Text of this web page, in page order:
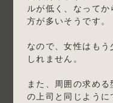
ルが低く、なって
方が多いそうです。
なので、女性はも
しれません。
また、周囲の求め
の上司と同じよう